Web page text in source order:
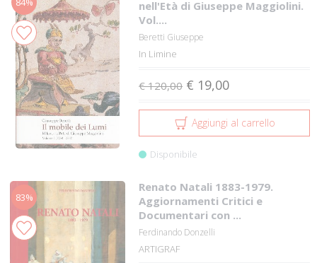
nell'Età di Giuseppe Maggiolini.
Vol....
Beretti Giuseppe
In Limine
€ 120,00 € 19,00
Aggiungi al carrello
Disponibile
83%
Renato Natali 1883-1979.
Aggiornamenti Critici e
Documentari con ...
Ferdinando Donzelli
ARTIGRAF